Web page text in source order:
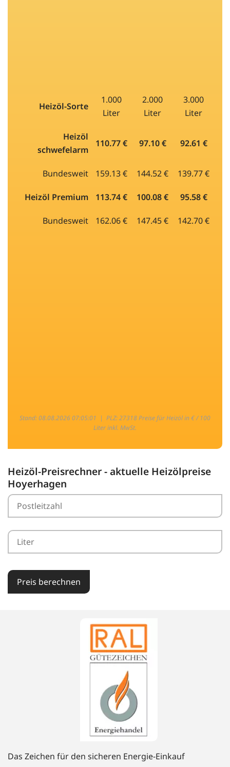
Heizöl-Sorte
1.000
Liter
2.000
Liter
3.000
Liter
Heizöl
schwefelarm
110.77 € 97.10 € 92.61 €
Bundesweit 159.13 € 144.52 € 139.77 €
Heizöl Premium 113.74 € 100.08 € 95.58 €
Bundesweit 162.06 € 147.45 € 142.70 €
Stand: 08.08.2026 07:05:01 | PLZ: 27318 Preise für Heizöl in € / 100
Liter inkl. MwSt.
Heizöl-Preisrechner - aktuelle Heizölpreise
Hoyerhagen
Preis berechnen
Das Zeichen für den sicheren Energie-Einkauf